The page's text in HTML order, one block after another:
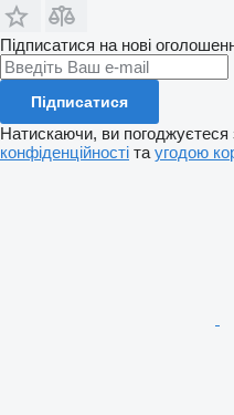
Підписатися на нові
Підписатися
Натискаючи, ви
конфіденційності та угодою